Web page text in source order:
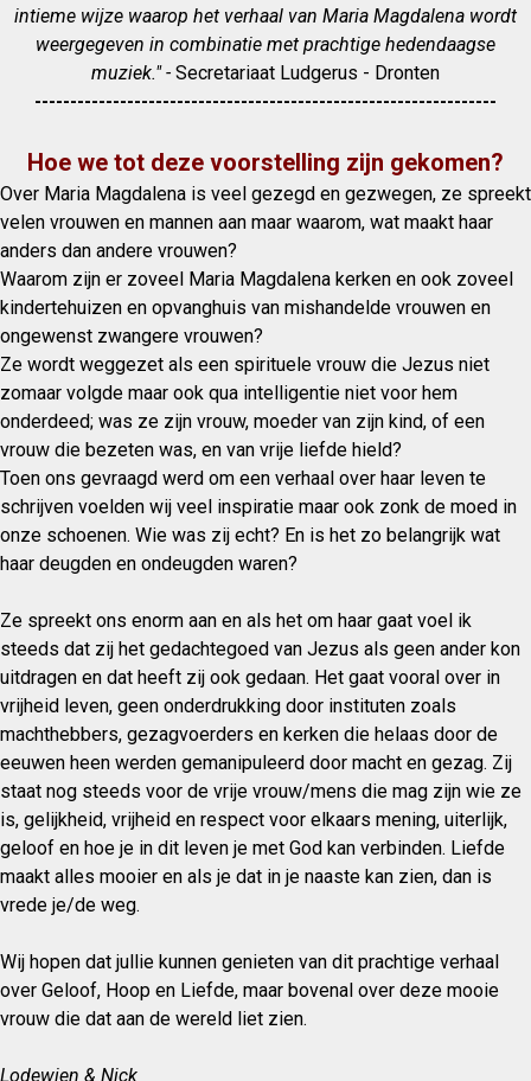
intieme wijze waarop het verhaal van Maria Magdalena wordt
weergegeven in combinatie met prachtige hedendaagse
muziek." - Secretariaat Ludgerus - Dronten
-----------------------------------------------------------------
Hoe we tot deze voorstelling zijn gekomen?
Over Maria Magdalena is veel gezegd en gezwegen, ze spreekt
velen vrouwen en mannen aan maar waarom, wat maakt haar
anders dan andere vrouwen?
Waarom zijn er zoveel Maria Magdalena kerken en ook zoveel
kindertehuizen en opvanghuis van mishandelde vrouwen en
ongewenst zwangere vrouwen?
Ze wordt weggezet als een spirituele vrouw die Jezus niet
zomaar volgde maar ook qua intelligentie niet voor hem
onderdeed; was ze zijn vrouw, moeder van zijn kind, of een
vrouw die bezeten was, en van vrije liefde hield?
Toen ons gevraagd werd om een verhaal over haar leven te
schrijven voelden wij veel inspiratie maar ook zonk de moed in
onze schoenen. Wie was zij echt? En is het zo belangrijk wat
haar deugden en ondeugden waren?
Ze spreekt ons enorm aan en als het om haar gaat voel ik
steeds dat zij het gedachtegoed van Jezus als geen ander kon
uitdragen en dat heeft zij ook gedaan. Het gaat vooral over in
vrijheid leven, geen onderdrukking door instituten zoals
machthebbers, gezagvoerders en kerken die helaas door de
eeuwen heen werden gemanipuleerd door macht en gezag. Zij
staat nog steeds voor de vrije vrouw/mens die mag zijn wie ze
is, gelijkheid, vrijheid en respect voor elkaars mening, uiterlijk,
geloof en hoe je in dit leven je met God kan verbinden. Liefde
maakt alles mooier en als je dat in je naaste kan zien, dan is
vrede je/de weg.
Wij hopen dat jullie kunnen genieten van dit prachtige verhaal
over Geloof, Hoop en Liefde, maar bovenal over deze mooie
vrouw die dat aan de wereld liet zien.
Lodewien & Nick